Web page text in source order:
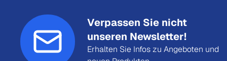
Verpassen Sie nicht
unseren Newsletter!
Erhalten Sie Infos zu Angeboten und